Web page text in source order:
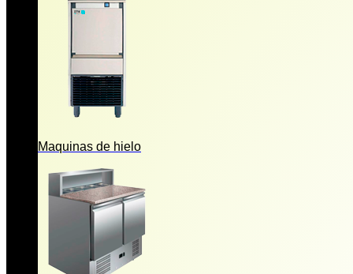
Maquinas de hielo